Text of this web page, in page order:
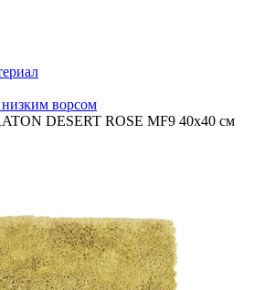
ворсом
DESERT ROSE MF9 40x40 см